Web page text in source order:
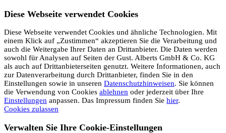
Diese Webseite verwendet Cookies
Diese Webseite verwendet Cookies und ähnliche Technologien. Mit
einem Klick auf „Zustimmen“ akzeptieren Sie die Verarbeitung und
auch die Weitergabe Ihrer Daten an Drittanbieter. Die Daten werden
sowohl für Analysen auf Seiten der Gust. Alberts GmbH & Co. KG
als auch auf Drittanbieterseiten genutzt. Weitere Informationen, auch
zur Datenverarbeitung durch Drittanbieter, finden Sie in den
Einstellungen sowie in unseren Datenschutzhinweisen. Sie können
die Verwendung von Cookies ablehnen oder jederzeit über Ihre
Einstellungen anpassen. Das Impressum finden Sie hier.
Cookies zulassen
Verwalten Sie Ihre Cookie-Einstellungen